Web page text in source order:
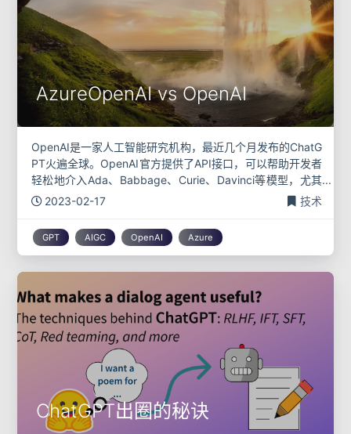
AzureOpenAI vs OpenAI
OpenAI是一家人工智能研究机构，最近几个月发布的ChatG
PT火遍全球。OpenAI官方提供了API接口，可以帮助开发者
轻松地介入Ada、Babbage、Curie、Davinci等模型，尤其
是OpenAI发布的text-davinci
2023-02-17 技术
GPT AIGC OpenAI Azure
ChatGPT出圈的秘诀